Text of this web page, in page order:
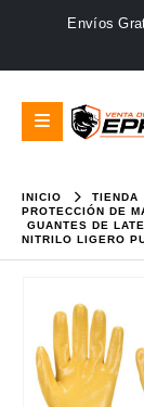
Envíos
INICIO
TIENDA
PROTECCIÓN DE
GUANTES DE
NITRILO LIGERO